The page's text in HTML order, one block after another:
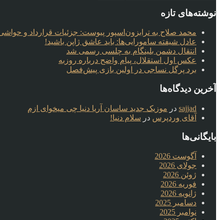
نوشته‌های تازه
محمد صلاح به ترابزون‌اسپور پیوست: جزئیات قرارداد و حواشی
عادل شیفته سامورایی‌ها: باید عاشق ژاپن باشید!
انتقال دشمن بلینگام به چلسی رسمی شد
عکس اول استقلال، پیام واضح درباره روزبه
برد پرگل نساجی در اولین بازی پیش‌فصل
آخرین دیدگاه‌ها
sajjad در موزیک جدید ساسان آریا دنیا چی میخوای ازم
آقای وردپرس در سلام دنیا!
بایگانی‌ها
آگوست 2026
جولای 2026
ژوئن 2026
فوریه 2026
ژانویه 2026
دسامبر 2025
نوامبر 2025